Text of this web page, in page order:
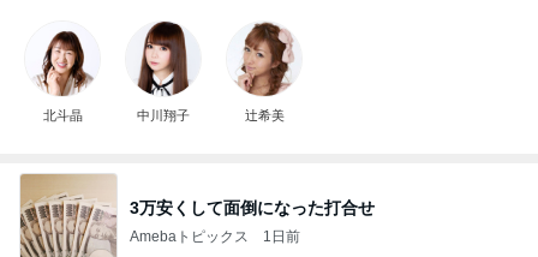
北斗晶 中川翔子 辻希美
3万安くして面倒になった打合せ
Amebaトピックス 1日前